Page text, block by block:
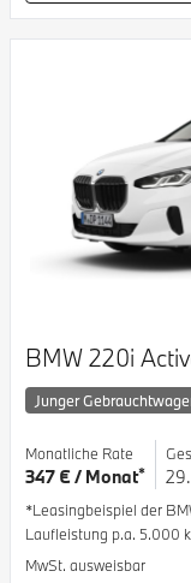
BMW 220i
Junger
Monatliche Rate
347 € / Monat*
*Leasingbeispiel der
Laufleistung p.a. 5.000
MwSt. ausweisbar